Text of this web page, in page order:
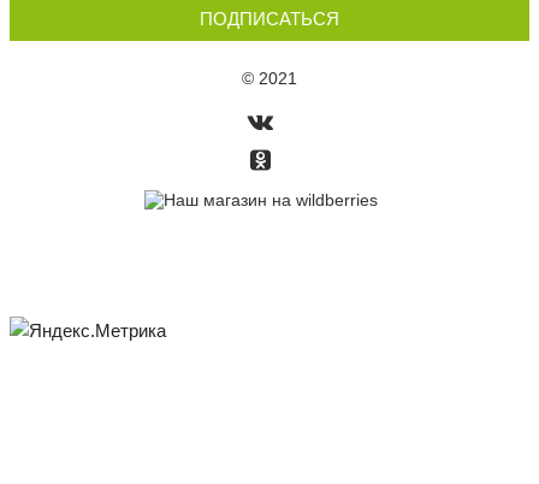
ПОДПИСАТЬСЯ
© 2021